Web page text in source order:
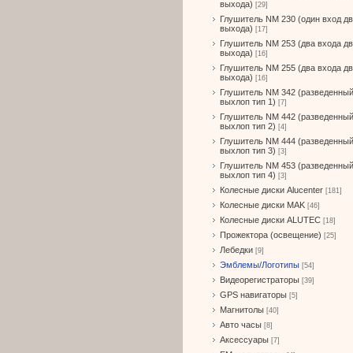
выхода) [29]
Глушитель NM 230 (один вход
выхода) [17]
Глушитель NM 253 (два входа
выхода) [16]
Глушитель NM 255 (два входа
выхода) [16]
Глушитель NM 342 (разведенный
выхлоп тип 1) [7]
Глушитель NM 442 (разведенный
выхлоп тип 2) [4]
Глушитель NM 444 (разведенный
выхлоп тип 3) [3]
Глушитель NM 453 (разведенный
выхлоп тип 4) [3]
Колесные диски Alucenter [181]
Колесные диски MAK [46]
Колесные диски ALUTEC [18]
Прожектора (освещение) [25]
Лебедки [9]
Эмблемы/Логотипы [54]
Видеорегистраторы [39]
GPS навигаторы [5]
Магнитолы [40]
Авто часы [8]
Аксессуары [7]